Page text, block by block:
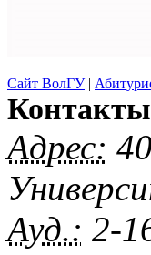
Сайт ВолГУ|
Контакты
Адрес:
Ауд.: 2-